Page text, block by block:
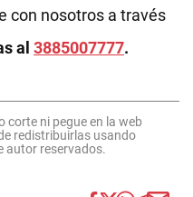
con nosotros a través
al 3885007777.
ni pegue en la web
redistribuirlas usando
autor reservados.